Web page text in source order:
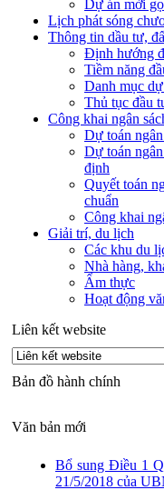
Dự án mời
Lịch phát sóng
Thông tin dầu tư,
Định hướng
Tiềm năng
Danh mục
Thủ tục đầu
Công khai ngân
Dự toán
Dự toán
định
Quyết toán
chuẩn
Công khai
Giải trí, du lịch
Các khu du
Nhà hàng,
Ẩm thực
Hoạt động
Liên kết website
Bản đồ hành chính
Văn bản mới
Bổ sung Điều 1
21/5/2018 của